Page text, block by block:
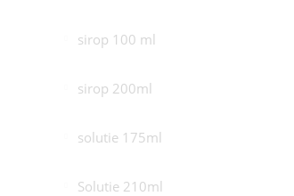
sirop 100 ml
sirop 200ml
solutie 175ml
Solutie 210ml